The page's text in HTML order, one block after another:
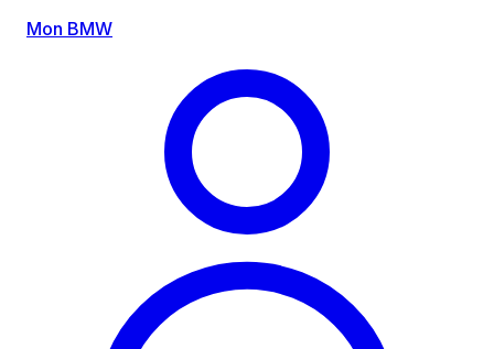
Mon BMW